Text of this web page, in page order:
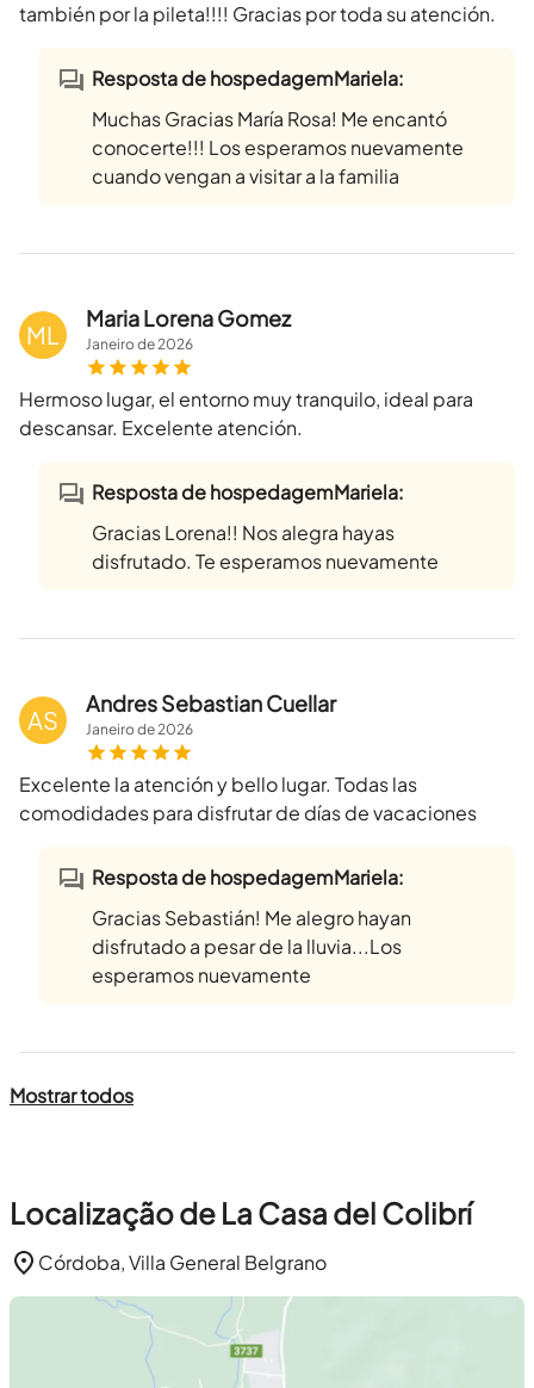
también por la pileta!!!! Gracias por toda su atención.
Resposta de hospedagemMariela:
Muchas Gracias María Rosa! Me encantó
conocerte!!! Los esperamos nuevamente
cuando vengan a visitar a la familia
ML
Maria Lorena Gomez
Janeirode2026
Hermoso lugar, el entorno muy tranquilo, ideal para
descansar. Excelente atención.
Resposta de hospedagemMariela:
Gracias Lorena!! Nos alegra hayas
disfrutado. Te esperamos nuevamente
AS
Andres Sebastian Cuellar
Janeirode2026
Excelente la atención y bello lugar. Todas las
comodidades para disfrutar de días de vacaciones
Resposta de hospedagemMariela:
Gracias Sebastián! Me alegro hayan
disfrutado a pesar de la lluvia...Los
esperamos nuevamente
Mostrar todos
Localização de La Casa del Colibrí
Córdoba, Villa General Belgrano